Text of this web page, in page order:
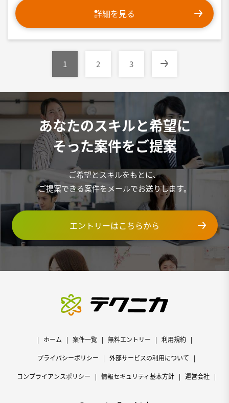
詳細を見る
1 2 3
あなたのスキルと希望に
そった案件をご提案
ご希望とスキルをもとに、
ご提案できる案件をメールでお送りします。
エントリーはこちらから
ホーム 案件一覧 無料エントリー 利用規約
プライバシーポリシー 外部サービスの利用について
コンプライアンスポリシー 情報セキュリティ基本方針 運営会社